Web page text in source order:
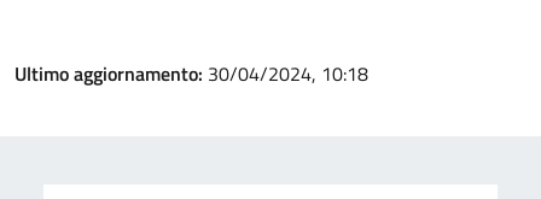
Ultimo aggiornamento: 30/04/2024, 10:18